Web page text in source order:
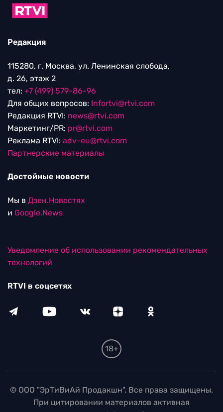
Редакция
115280, г. Москва, ул. Ленинская слобода,
д. 26, этаж 2
тел: +7 (499) 579-86-96
Для общих вопросов: Infortvi@rtvi.com
Редакция RTVI: news@rtvi.com
Маркетинг/PR: pr@rtvi.com
Реклама RTVI: adv-eu@rtvi.com
Партнерские материалы
Достойные новости
Мы в Дзен.Новостях
и Google.News
Уведомление об использовании рекомендательных
технологий
RTVI в соцсетях
18+
© ООО "ЭрТиВиАй Продакшн". Все права защищены.
При цитировании материалов активная